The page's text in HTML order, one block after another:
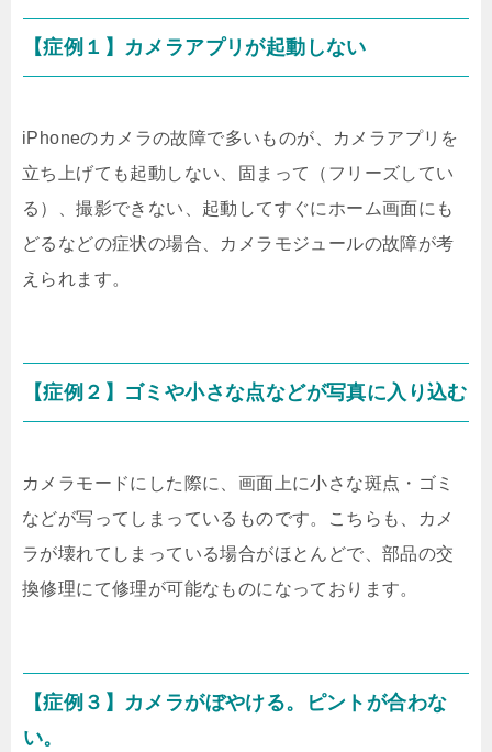
【症例１】カメラアプリが起動しない
iPhoneのカメラの故障で多いものが、カメラアプリを
立ち上げても起動しない、固まって（フリーズしてい
る）、撮影できない、起動してすぐにホーム画面にも
どるなどの症状の場合、カメラモジュールの故障が考
えられます。
【症例２】ゴミや小さな点などが写真に入り込む
カメラモードにした際に、画面上に小さな斑点・ゴミ
などが写ってしまっているものです。こちらも、カメ
ラが壊れてしまっている場合がほとんどで、部品の交
換修理にて修理が可能なものになっております。
【症例３】カメラがぼやける。ピントが合わな
い。